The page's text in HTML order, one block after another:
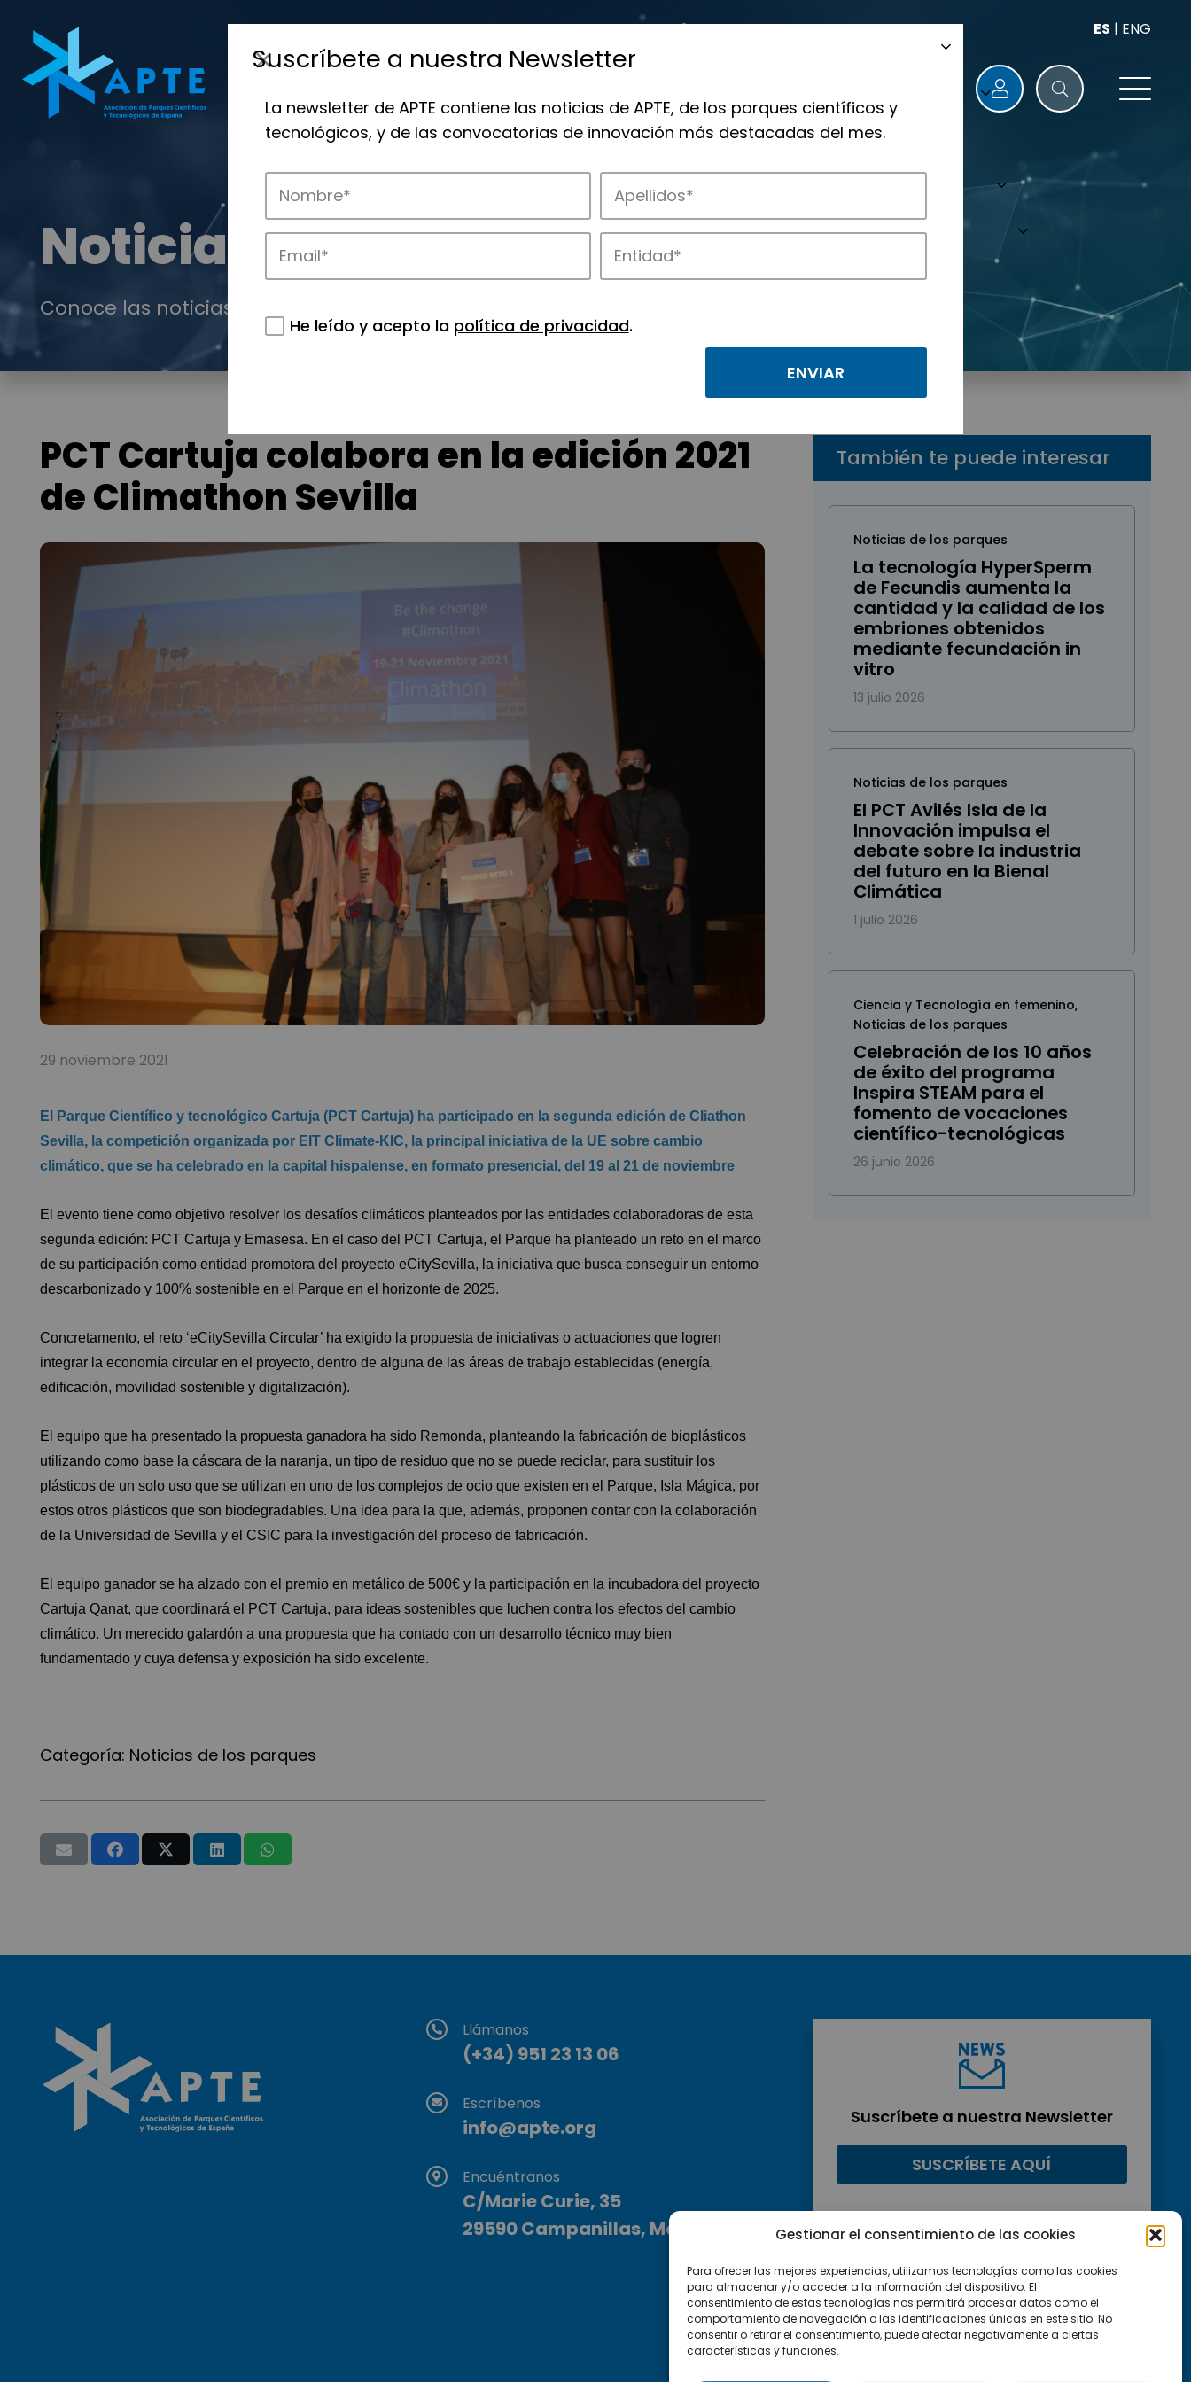
Gestionar el consentimiento de las cookies
Para ofrecer las mejores experiencias, utilizamos tecnologías como las cookies
para almacenar y/o acceder a la información del dispositivo. El
consentimiento de estas tecnologías nos permitirá procesar datos como el
comportamiento de navegación o las identificaciones únicas en este sitio. No
consentir o retirar el consentimiento, puede afectar negativamente a ciertas
características y funciones.
ES | ENG
Noticias
Conoce las noticias más destacadas de APTE y sus parques científicos y tecnológicos.
PCT Cartuja colabora en la edición 2021
de Climathon Sevilla
29 noviembre 2021
El Parque Científico y tecnológico Cartuja (PCT Cartuja) ha participado en la segunda edición de Cliathon
Sevilla, la competición organizada por EIT Climate-KIC, la principal iniciativa de la UE sobre cambio
climático, que se ha celebrado en la capital hispalense, en formato presencial, del 19 al 21 de noviembre
El evento tiene como objetivo resolver los desafíos climáticos planteados por las entidades colaboradoras de esta
segunda edición: PCT Cartuja y Emasesa. En el caso del PCT Cartuja, el Parque ha planteado un reto en el marco
de su participación como entidad promotora del proyecto eCitySevilla, la iniciativa que busca conseguir un entorno
descarbonizado y 100% sostenible en el Parque en el horizonte de 2025.
Concretamento, el reto ‘eCitySevilla Circular’ ha exigido la propuesta de iniciativas o actuaciones que logren
integrar la economía circular en el proyecto, dentro de alguna de las áreas de trabajo establecidas (energía,
edificación, movilidad sostenible y digitalización).
El equipo que ha presentado la propuesta ganadora ha sido Remonda, planteando la fabricación de bioplásticos
utilizando como base la cáscara de la naranja, un tipo de residuo que no se puede reciclar, para sustituir los
plásticos de un solo uso que se utilizan en uno de los complejos de ocio que existen en el Parque, Isla Mágica, por
estos otros plásticos que son biodegradables. Una idea para la que, además, proponen contar con la colaboración
de la Universidad de Sevilla y el CSIC para la investigación del proceso de fabricación.
El equipo ganador se ha alzado con el premio en metálico de 500€ y la participación en la incubadora del proyecto
Cartuja Qanat, que coordinará el PCT Cartuja, para ideas sostenibles que luchen contra los efectos del cambio
climático. Un merecido galardón a una propuesta que ha contado con un desarrollo técnico muy bien
fundamentado y cuya defensa y exposición ha sido excelente.
Categoría: Noticias de los parques
También te puede interesar
Noticias de los parques
La tecnología HyperSperm
de Fecundis aumenta la
cantidad y la calidad de los
embriones obtenidos
mediante fecundación in
vitro
13 julio 2026
Noticias de los parques
El PCT Avilés Isla de la
Innovación impulsa el
debate sobre la industria
del futuro en la Bienal
Climática
1 julio 2026
Ciencia y Tecnología en femenino,
Noticias de los parques
Celebración de los 10 años
de éxito del programa
Inspira STEAM para el
fomento de vocaciones
científico-tecnológicas
26 junio 2026
Llámanos
(+34) 951 23 13 06
Escríbenos
info@apte.org
Encuéntranos
C/Marie Curie, 35
29590 Campanillas, Málaga
Suscríbete a nuestra Newsletter
SUSCRÍBETE AQUÍ
Suscríbete a nuestra Newsletter
La newsletter de APTE contiene las noticias de APTE, de los parques científicos y
tecnológicos, y de las convocatorias de innovación más destacadas del mes.
He leído y acepto la política de privacidad.